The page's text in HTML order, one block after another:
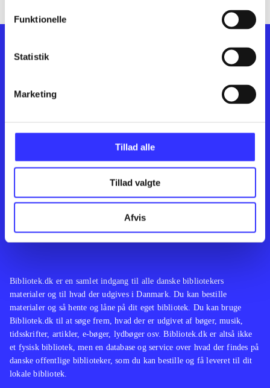
Funktionelle
Statistik
Marketing
Tillad alle
Tillad valgte
Afvis Feedback
Bibliotek.dk er en samlet indgang til alle danske bibliotekers
materialer og til hvad der udgives i Danmark. Du kan bestille
materialer og så hente og låne på dit eget bibliotek. Du kan bruge
Bibliotek.dk til at søge frem, hvad der er udgivet af bøger, musik,
tidsskrifter, artikler, e-bøger, lydbøger osv. Bibliotek.dk er altså ikke
et fysisk bibliotek, men en database og service over hvad der findes på
danske offentlige biblioteker, som du kan bestille og få leveret til dit
lokale bibliotek.
Kontakt os
English
Artikler
Film
Musik
Noder